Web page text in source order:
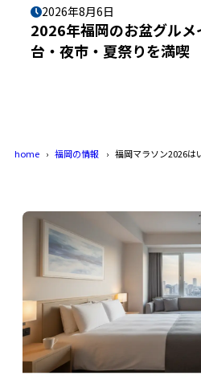
2026年8月6日
2026年福岡のお盆グル
台・夜市・夏祭りを満喫
home 福岡の情報 福岡マラソン2026は